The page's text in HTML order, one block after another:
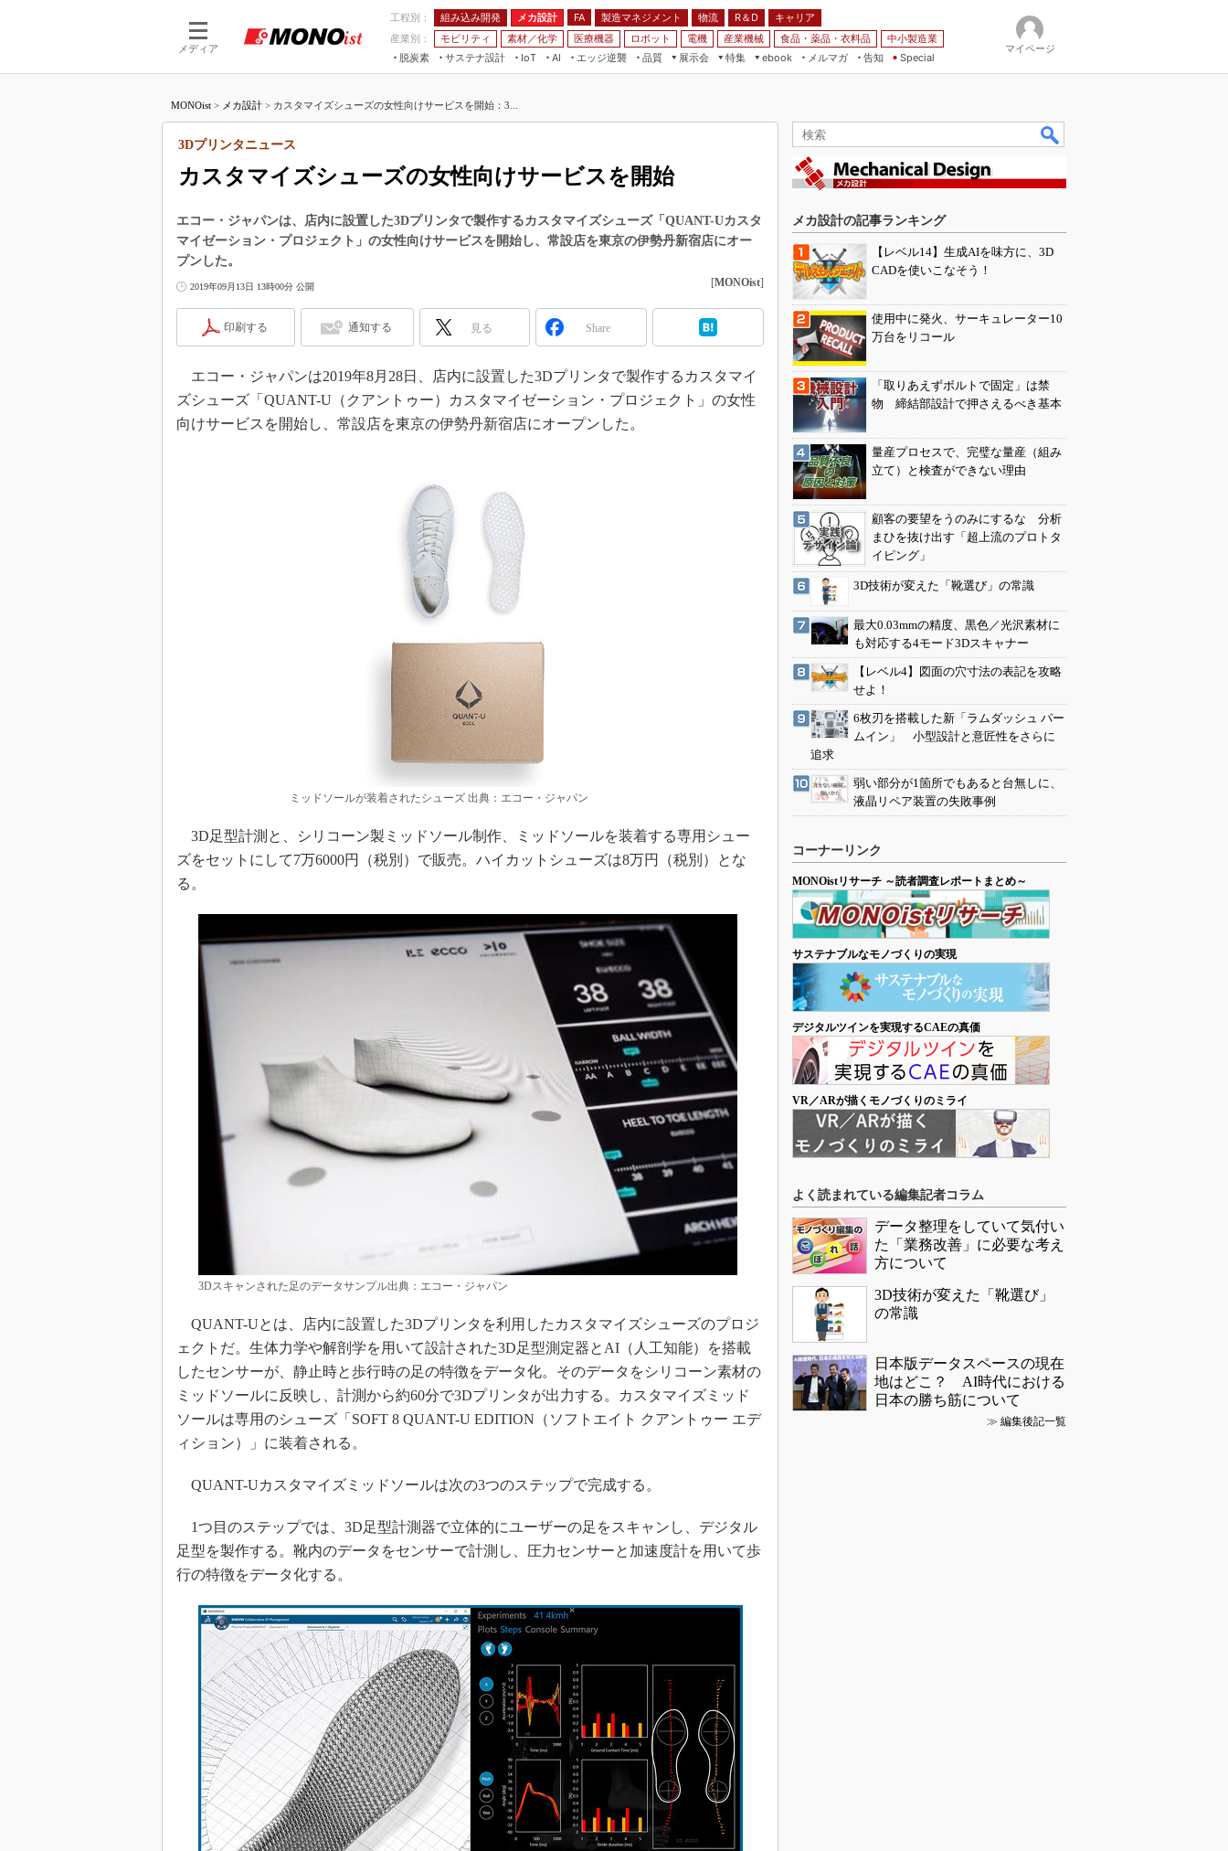
メディア
工程別： 組み込み開発 メカ設計 FA 製造マネジメント 物流 R＆D
キャリア
産業別：
モビリティ 素材／化学 医療機器 ロボット 電機 産業機械 食品・薬品・衣料品
中小製造業
脱炭素
サステナ設計
IoT
つながる工場
AI
AI×設備保全
エッジ逆襲 品質
展示会
JIMTOF
IIFES
ジャパンモビリティショー
スマート工場EXPO
EdgeTech+
日本ものづくりワールド
AUTOMOTIVE WORLD
産業オープンネット展
特集
フィールドサービス
FPGA
組み込み画像技術
車載ソフト開発
無償設計ツール
3Dプリンタ
知財マネジメント
海外生産
新型コロナへの対応
ebook
FA
モビリティ
素材／化学
メルマガ
告知 Special
マイページ
MONOist > メカ設計 > カスタマイズシューズの女性向けサービスを開始：3...
カスタマイズシューズの女性向けサービスを開始
3Dプリンタニュース
エコー・ジャパンは、店内に設置した3Dプリンタで製作するカスタマイズシューズ「QUANT-Uカスタ
マイゼーション・プロジェクト」の女性向けサービスを開始し、常設店を東京の伊勢丹新宿店にオー
プンした。
2019年09月13日 13時00分 公開 [MONOist]
印刷する 通知する 見る Share
エコー・ジャパンは2019年8月28日、店内に設置した3Dプリンタで製作するカスタマイ
ズシューズ「QUANT-U（クアントゥー）カスタマイゼーション・プロジェクト」の女性
向けサービスを開始し、常設店を東京の伊勢丹新宿店にオープンした。
ミッドソールが装着されたシューズ 出典：エコー・ジャパン
3D足型計測と、シリコーン製ミッドソール制作、ミッドソールを装着する専用シュー
ズをセットにして7万6000円（税別）で販売。ハイカットシューズは8万円（税別）とな
る。
3Dスキャンされた足のデータサンプル出典：エコー・ジャパン
QUANT-Uとは、店内に設置した3Dプリンタを利用したカスタマイズシューズのプロジ
ェクトだ。生体力学や解剖学を用いて設計された3D足型測定器とAI（人工知能）を搭載
したセンサーが、静止時と歩行時の足の特徴をデータ化。そのデータをシリコーン素材の
ミッドソールに反映し、計測から約60分で3Dプリンタが出力する。カスタマイズミッド
ソールは専用のシューズ「SOFT 8 QUANT-U EDITION（ソフトエイト クアントゥー エデ
ィション）」に装着される。
QUANT-Uカスタマイズミッドソールは次の3つのステップで完成する。
1つ目のステップでは、3D足型計測器で立体的にユーザーの足をスキャンし、デジタル
足型を製作する。靴内のデータをセンサーで計測し、圧力センサーと加速度計を用いて歩
行の特徴をデータ化する。
メカ設計の記事ランキング
【レベル14】生成AIを味方に、3D
CADを使いこなそう！
使用中に発火、サーキュレーター10
万台をリコール
「取りあえずボルトで固定」は禁
物 締結部設計で押さえるべき基本
量産プロセスで、完璧な量産（組み
立て）と検査ができない理由
顧客の要望をうのみにするな 分析
まひを抜け出す「超上流のプロトタ
イピング」
3D技術が変えた「靴選び」の常識
最大0.03mmの精度、黒色／光沢素材に
も対応する4モード3Dスキャナー
【レベル4】図面の穴寸法の表記を攻略
せよ！
6枚刃を搭載した新「ラムダッシュ パー
ムイン」 小型設計と意匠性をさらに
追求
弱い部分が1箇所でもあると台無しに、
液晶リペア装置の失敗事例
コーナーリンク
MONOistリサーチ ～読者調査レポートまとめ～
サステナブルなモノづくりの実現
デジタルツインを実現するCAEの真価
VR／ARが描くモノづくりのミライ
よく読まれている編集記者コラム
データ整理をしていて気付い
た「業務改善」に必要な考え
方について
3D技術が変えた「靴選び」
の常識
日本版データスペースの現在
地はどこ？ AI時代における
日本の勝ち筋について
≫ 編集後記一覧